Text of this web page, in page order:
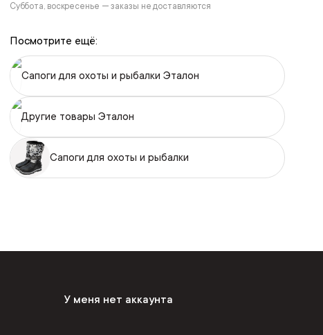
Суббота, воскресенье — заказы не доставляются
Посмотрите ещё:
Сапоги для охоты и рыбалки Эталон
Другие товары Эталон
Сапоги для охоты и рыбалки
У меня нет аккаунта